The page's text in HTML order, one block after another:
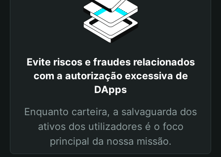
Evite riscos e fraudes relacionados
com a autorização excessiva de
DApps
Enquanto carteira, a salvaguarda dos
ativos dos utilizadores é o foco
principal da nossa missão.